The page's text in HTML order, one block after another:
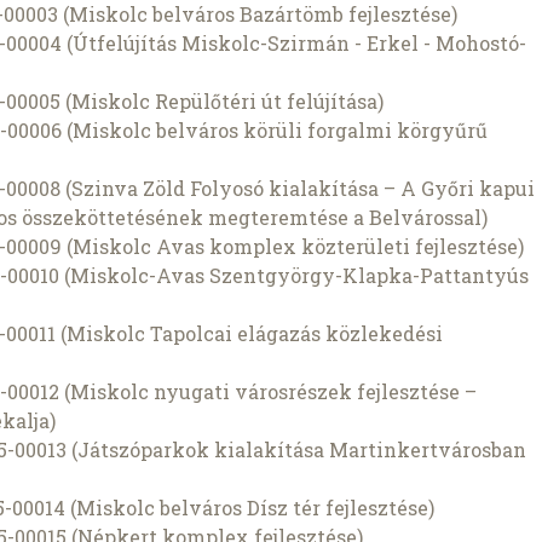
00003 (Miskolc belváros Bazártömb fejlesztése)
00004 (Útfelújítás Miskolc-Szirmán - Erkel - Mohostó-
00005 (Miskolc Repülőtéri út felújítása)
00006 (Miskolc belváros körüli forgalmi körgyűrű
00008 (Szinva Zöld Folyosó kialakítása – A Győri kapui
összeköttetésének megteremtése a Belvárossal)
00009 (Miskolc Avas komplex közterületi fejlesztése)
00010 (Miskolc-Avas Szentgyörgy-Klapka-Pattantyús
00011 (Miskolc Tapolcai elágazás közlekedési
00012 (Miskolc nyugati városrészek fejlesztése –
00013 (Játszóparkok kialakítása Martinkertvárosban
00014 (Miskolc belváros Dísz tér fejlesztése)
00015 (Népkert komplex fejlesztése)